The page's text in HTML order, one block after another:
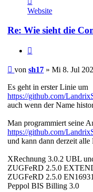
von
sh17
Website
Re: Wie sieht die
Beitrag
von sh17 » Mi 8. Jul
Es geht in erster Linie um
https://github.com/
auch wenn der Name
Man programmiert seine
https://github.com/
und kann dann derzeit alle
XRechnung 3.0.2 UBL
ZUGFeRD 2.5.0
ZUGFeRD 2.5.0
Peppol BIS Billing 3.0